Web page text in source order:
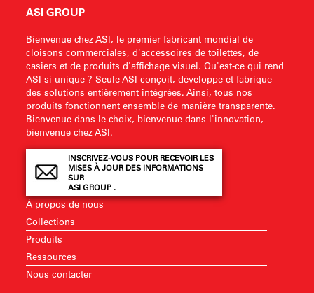
ASI GROUP
Bienvenue chez ASI, le premier fabricant mondial de
cloisons commerciales, d'accessoires de toilettes, de
casiers et de produits d'affichage visuel. Qu'est-ce qui rend
ASI si unique ? Seule ASI conçoit, développe et fabrique
des solutions entièrement intégrées. Ainsi, tous nos
produits fonctionnent ensemble de manière transparente.
Bienvenue dans le choix, bienvenue dans l'innovation,
bienvenue chez ASI.
INSCRIVEZ-VOUS POUR RECEVOIR LES
MISES À JOUR DES INFORMATIONS
SUR
ASI GROUP .
À propos de nous
Collections
Produits
Ressources
Nous contacter